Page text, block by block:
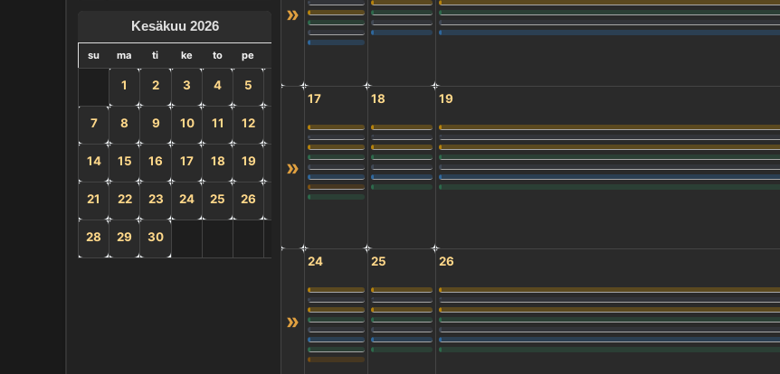
Kesäkuu 2026
su ma ti ke to pe
1 2 3 4 5 6
7 8 9 10 11 12
14 15 16 17 18 19
21 22 23 24 25 26
28 29 30
»
»
17 18 19
»
24 25 26